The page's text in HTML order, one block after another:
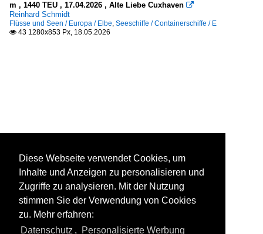
m , 1440 TEU , 17.04.2026 , Alte Liebe Cuxhaven 
Reinhard Schmidt
Flüsse und Seen / Europa / Elbe, Seeschiffe / Containerschiffe / E
 43 1280x853 Px, 18.05.2026
Diese Webseite verwendet Cookies, um
Inhalte und Anzeigen zu personalisieren und
Zugriffe zu analysieren. Mit der Nutzung
stimmen Sie der Verwendung von Cookies
zu. Mehr erfahren:
Datenschutz , Personalisierte Werbung